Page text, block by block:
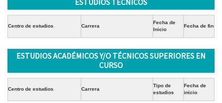
ESTUDIOS TÉCNICOS
Centro de estudios Carrera
Fecha de
Inicio
Fecha de fin
ESTUDIOS ACADÉMICOS Y/O TÉCNICOS SUPERIORES EN
CURSO
Centro de estudios Carrera
Tipo de
estudios
Fecha de
inicio